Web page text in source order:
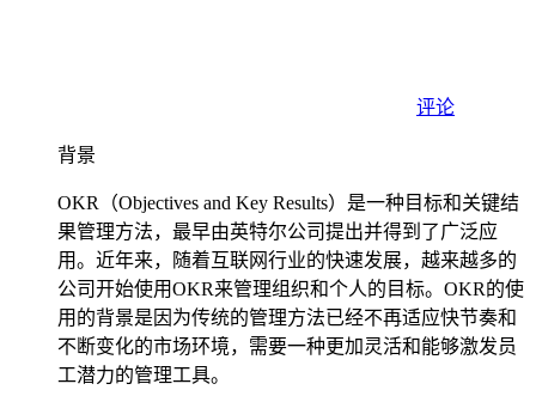
评论
背景
OKR（Objectives and Key Results）是一种目标和关键结
果管理方法，最早由英特尔公司提出并得到了广泛应
用。近年来，随着互联网行业的快速发展，越来越多的
公司开始使用OKR来管理组织和个人的目标。OKR的使
用的背景是因为传统的管理方法已经不再适应快节奏和
不断变化的市场环境，需要一种更加灵活和能够激发员
工潜力的管理工具。